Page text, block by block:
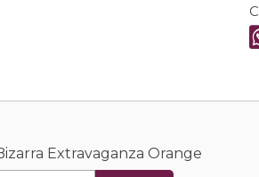
Extravaganza Orange